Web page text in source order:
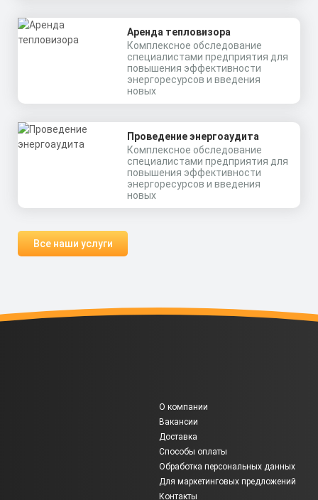
Аренда тепловизора
Комплексное обследование
специалистами предприятия для
повышения эффективности
энергоресурсов и введения
новых
Проведение энергоаудита
Комплексное обследование
специалистами предприятия для
повышения эффективности
энергоресурсов и введения
новых
Все наши услуги
О компании
Вакансии
Доставка
Способы оплаты
Обработка персональных данных
Для маркетинговых предложений
Контакты